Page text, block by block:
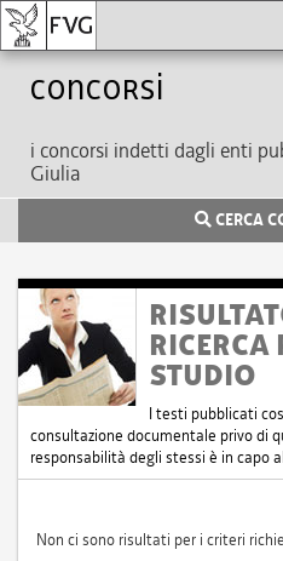
Concorsi
i concorsi indetti dagli enti
Giulia
CERCA
RICERCA
STUDIO
I testi pubblicati
consultazione documentale privo di
responsabilità degli stessi è in capo
Non ci sono risultati per i criteri